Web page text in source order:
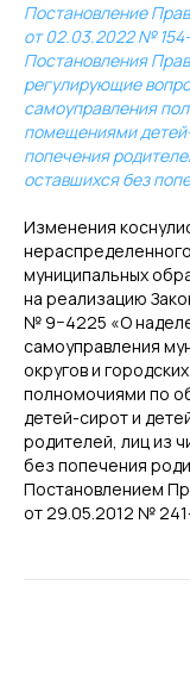
Постановление
от 02.03.2022 №
Постановления
регулирующие
самоуправления
помещениями
попечения
оставшихся без
Изменения
муниципальных
на реализацию
№ 9−4225 «О
самоуправления
округов и
полномочиями по
детей-сирот и
родителей, лиц из
без попечения
Постановлением
от 29.05.2012 №